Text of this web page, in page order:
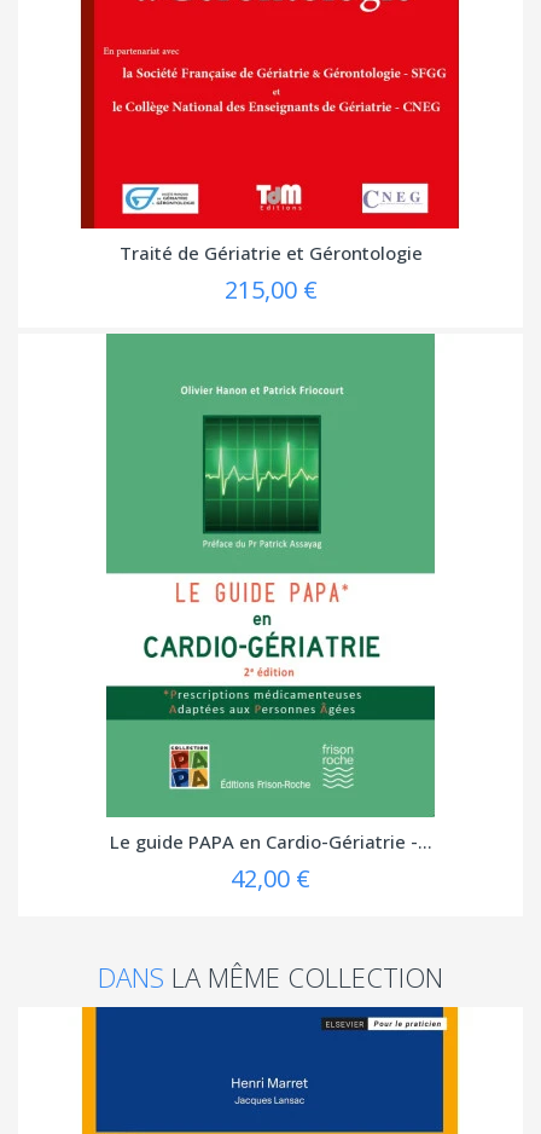
Traité de Gériatrie et Gérontologie
215,00 €
Le guide PAPA en Cardio-Gériatrie -...
42,00 €
DANS LA MÊME COLLECTION